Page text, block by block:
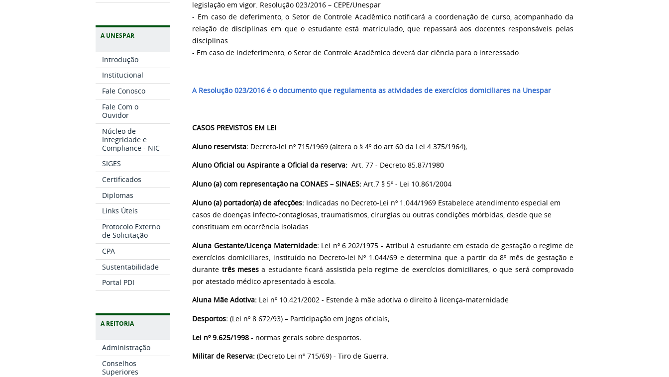
A UNESPAR
Introdução
Institucional
Fale Conosco
Fale Com o
Ouvidor
Núcleo de
Integridade e
Compliance - NIC
SIGES
Certificados
Diplomas
Links Úteis
Protocolo Externo
de Solicitação
CPA
Sustentabilidade
Portal PDI
A REITORIA
Administração
Conselhos
Superiores
legislação em vigor. Resolução 023/2016 – CEPE/Unespar
- Em caso de deferimento, o Setor de Controle Acadêmico notificará a coordenação de curso, acompanhado da
relação de disciplinas em que o estudante está matriculado, que repassará aos docentes responsáveis pelas
disciplinas.
- Em caso de indeferimento, o Setor de Controle Acadêmico deverá dar ciência para o interessado.
A Resolução 023/2016 é o documento que regulamenta as atividades de exercícios domiciliares na Unespar
CASOS PREVISTOS EM LEI
Aluno reservista: Decreto-lei nº 715/1969 (altera o § 4º do art.60 da Lei 4.375/1964);
Aluno Oficial ou Aspirante a Oficial da reserva: Art. 77 - Decreto 85.87/1980
Aluno (a)com representação na CONAES – SINAES:Art.7 § 5º - Lei 10.861/2004
Aluno (a)portador(a) de afecções: Indicadas no Decreto-Lei nº 1.044/1969 Estabelece atendimento especial em
casos de doenças infecto-contagiosas, traumatismos, cirurgias ou outras condições mórbidas, desde que se
constituam em ocorrência isoladas.
Aluna Gestante/Licença Maternidade: Lei nº 6.202/1975 - Atribui à estudante em estado de gestação o regime de
exercícios domiciliares, instituído no Decreto-lei Nº 1.044/69 e determina que a partir do 8º mês de gestação e
durante três mesesa estudante ficará assistida pelo regime de exercícios domiciliares, o que será comprovado
por atestado médico apresentado à escola.
Aluna Mãe Adotiva: Lei nº 10.421/2002 - Estende à mãe adotiva o direito à licença-maternidade
Desportos:(Lei nº 8.672/93) – Participação em jogos oficiais;
Lei nº 9.625/1998- normas gerais sobre desportos.
Militar de Reserva:(Decreto Lei nº 715/69) - Tiro de Guerra.